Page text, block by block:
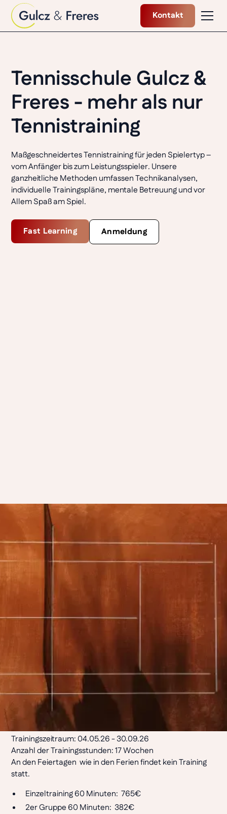
Kontakt
Tennisschule Gulcz &
Freres - mehr als nur
Tennistraining
Maßgeschneidertes Tennistraining für jeden Spielertyp –
vom Anfänger bis zum Leistungsspieler. Unsere
ganzheitliche Methoden umfassen Technikanalysen,
individuelle Trainingspläne, mentale Betreuung und vor
Allem Spaß am Spiel.
Fast Learning Anmeldung
Anmeldung
Sommertraining
Wichtige Informationen zum Sommertraing 2026
Tennisschule muss frühzeitig planen. Wir bitten Sie daher
Ihre Anmeldung bis zum 15.04.2026 abzugeben. Aufgrund
der großen Nachfrage ist eine frühzeitige Anmeldung
sinnvoll. Verspätete Anmeldungen können in der Regel
nicht berücksichtigt werden.
Trainingszeitraum: 04.05.26 - 30.09.26
Anzahl der Trainingsstunden: 17 Wochen
An den Feiertagen wie in den Ferien findet kein Training
statt.
Einzeltraining 60 Minuten: 765€
2er Gruppe 60 Minuten: 382€